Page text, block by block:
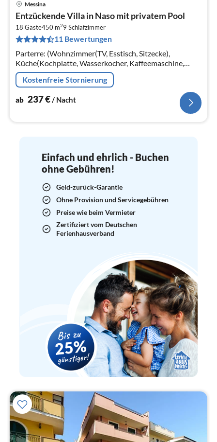
Messina
Entzückende Villa in Naso mit privatem Pool
18 Gäste450 m29 Schlafzimmer
11 Bewertungen
Parterre: (Wohnzimmer(TV, Esstisch, Sitzecke),
Küche(Kochplatte, Wasserkocher, Kaffeemaschine,
Backofen, Mikrowelle, Spülmaschine,
Kühl-/Gefrierkombination, Waschbecken)
Kostenfreie Stornierung
ab 237€/ Nacht
Einfach und ehrlich - Buchen
ohne Gebühren!
Geld-zurück-Garantie
Ohne Provision und Servicegebühren
Preise wie beim Vermieter
Zertifiziert vom Deutschen
Ferienhausverband